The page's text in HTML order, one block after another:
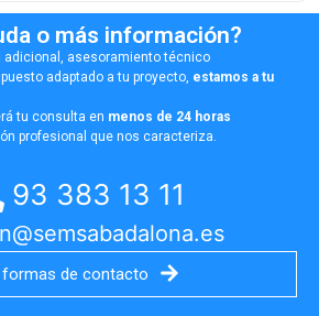
o más información?
asesoramiento técnico
adaptado a tu proyecto, estamos a tu
tu consulta en menos de 24 horas
profesional que nos caracteriza.
93 383 13 11
de contacto